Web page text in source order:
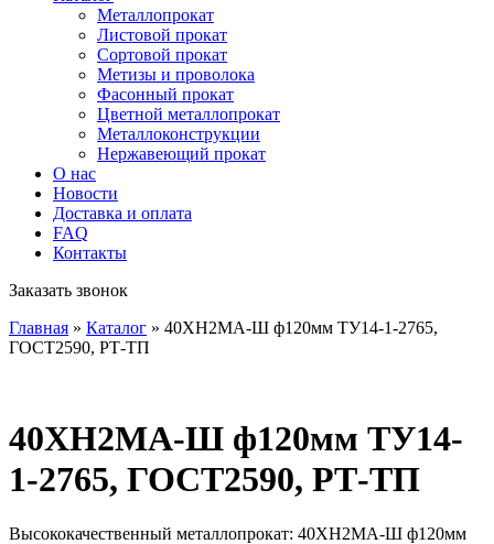
Металлопрокат
Листовой прокат
Сортовой прокат
Метизы и проволока
Фасонный прокат
Цветной металлопрокат
Металлоконструкции
Нержавеющий прокат
О нас
Новости
Доставка и оплата
FAQ
Контакты
Заказать звонок
Главная » Каталог » 40ХН2МА-Ш ф120мм ТУ14-1-2765,
ГОСТ2590, РТ-ТП
40ХН2МА-Ш ф120мм ТУ14-
1-2765, ГОСТ2590, РТ-ТП
Высококачественный металлопрокат: 40ХН2МА-Ш ф120мм